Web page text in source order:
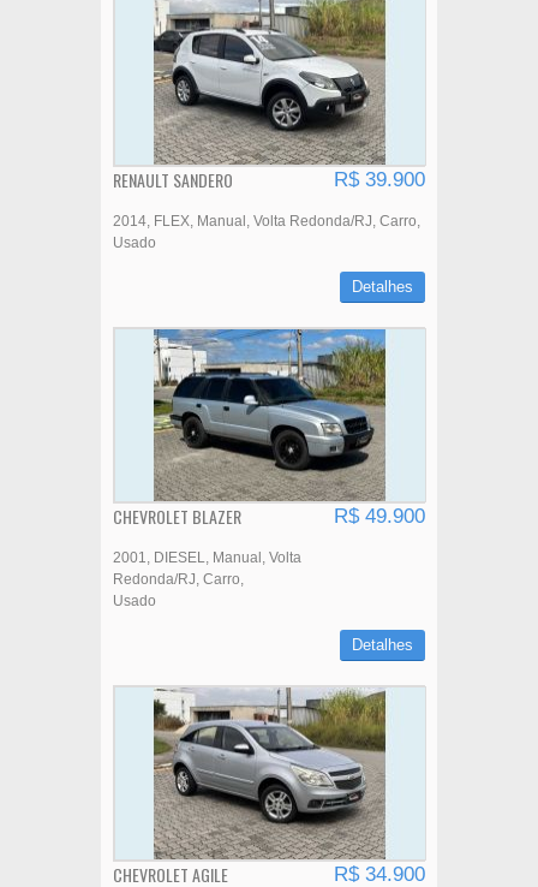
RENAULT SANDERO R$ 39.900
2014 FLEX Manual Volta Redonda/RJ Carro
Usado
Detalhes
CHEVROLET BLAZER R$ 49.900
2001 DIESEL Manual Volta
Redonda/RJ Carro
Usado
Detalhes
CHEVROLET AGILE R$ 34.900